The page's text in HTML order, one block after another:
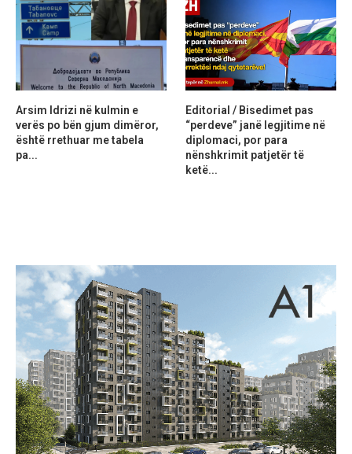
Arsim Idrizi në kulmin e
verës po bën gjum dimëror,
është rrethuar me tabela
pa...
Editorial / Bisedimet pas
“perdeve” janë legjitime në
diplomaci, por para
nënshkrimit patjetër të
ketë...